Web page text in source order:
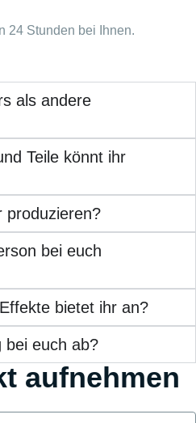
24 Stunden bei Ihnen.
als andere
Teile könnt ihr
produzieren?
bei euch
bietet ihr an?
bei euch ab?
aufnehmen